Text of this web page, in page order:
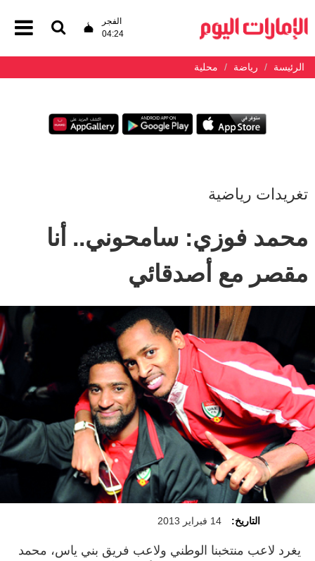
الفجر
04:24
الرئيسة رياضة محلية
تغريدات رياضية
محمد فوزي: سامحوني.. أنا
مقصر مع أصدقائي
التاريخ: 14 فبراير 2013
يغرد لاعب منتخبنا الوطني ولاعب فريق بني ياس، محمد